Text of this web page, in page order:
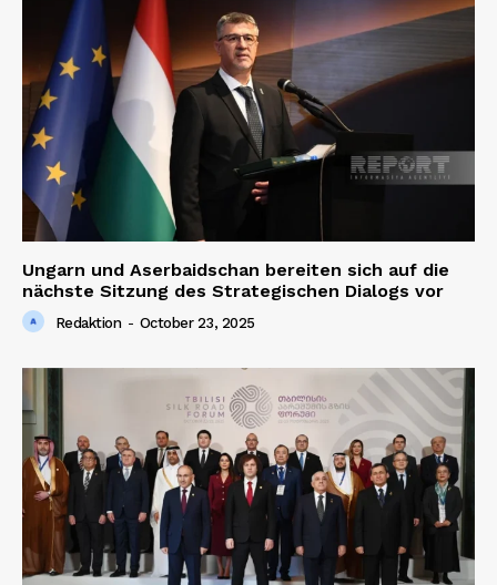
Ungarn und Aserbaidschan bereiten sich auf die
nächste Sitzung des Strategischen Dialogs vor
Redaktion - October 23, 2025